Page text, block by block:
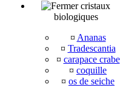
cristaux
biologiques
¤ Ananas
¤ Tradescantia
¤ carapace crabe
¤ coquille
¤ os de seiche